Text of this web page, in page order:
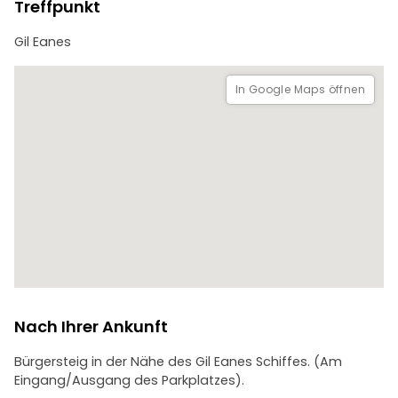
Erlebnis wert war. Ziehen Sie bequeme Schuhe an, bringen
Sie Ihre Fragen mit, und lassen Sie uns gemeinsam die
Seele von Viana entdecken.
Treffpunkt
Gil Eanes
In Google Maps öffnen
Nach Ihrer Ankunft
Bürgersteig in der Nähe des Gil Eanes Schiffes. (Am
Eingang/Ausgang des Parkplatzes).